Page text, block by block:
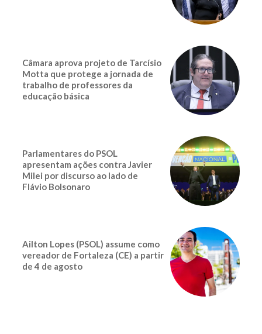
Câmara aprova projeto de Tarcísio
Motta que protege a jornada de
trabalho de professores da
educação básica
Parlamentares do PSOL
apresentam ações contra Javier
Milei por discurso ao lado de
Flávio Bolsonaro
Ailton Lopes (PSOL) assume como
vereador de Fortaleza (CE) a partir
de 4 de agosto